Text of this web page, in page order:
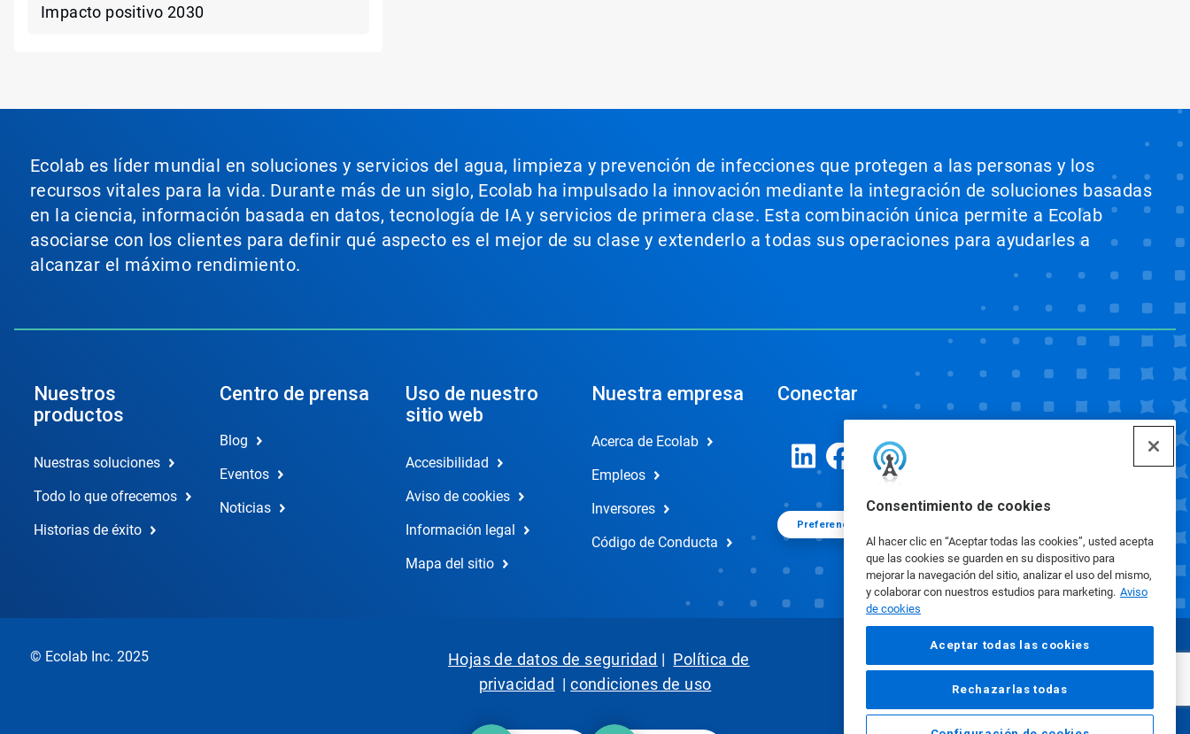
Consentimiento de cookies
Al hacer clic en “Aceptar todas las cookies”, usted acepta
que las cookies se guarden en su dispositivo para
mejorar la navegación del sitio, analizar el uso del mismo,
y colaborar con nuestros estudios para marketing. Aviso
de cookies
Aceptar todas las cookies
Rechazarlas todas
Impacto positivo 2030
Ecolab es líder mundial en soluciones y servicios del agua, limpieza y prevención de infecciones que protegen a las personas y los
recursos vitales para la vida. Durante más de un siglo, Ecolab ha impulsado la innovación mediante la integración de soluciones basadas
en la ciencia, información basada en datos, tecnología de IA y servicios de primera clase. Esta combinación única permite a Ecolab
asociarse con los clientes para definir qué aspecto es el mejor de su clase y extenderlo a todas sus operaciones para ayudarles a
alcanzar el máximo rendimiento.
Nuestros
productos
Nuestras soluciones
Todo lo que ofrecemos
Historias de éxito
Centro de prensa
Blog
Eventos
Noticias
Uso de nuestro
sitio web
Accesibilidad
Aviso de cookies
Información legal
Mapa del sitio
Nuestra empresa
Acerca de Ecolab
Empleos
Inversores
Código de Conducta
Conectar
Preferencias de cookies
© Ecolab Inc. 2025 Hojas de datos de seguridad | Política de
privacidad |condiciones de uso